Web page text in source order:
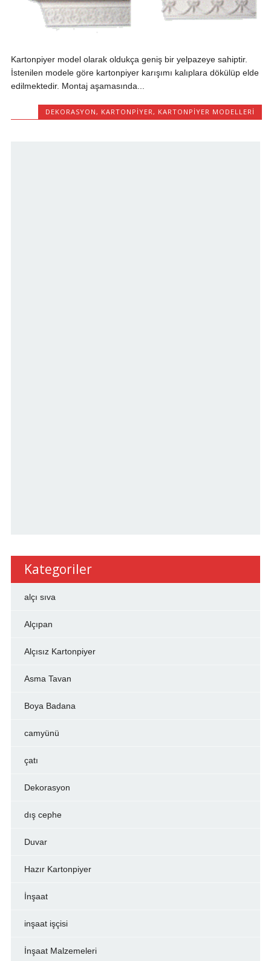
Kartonpiyer model olarak oldukça geniş bir yelpazeye sahiptir.
İstenilen modele göre kartonpiyer karışımı kalıplara dökülüp elde
edilmektedir. Montaj aşamasında...
DEKORASYON, KARTONPIYER, KARTONPIYER MODELLERI
Kategoriler
alçı sıva
Alçıpan
Alçısız Kartonpiyer
Asma Tavan
Boya Badana
camyünü
çatı
Dekorasyon
dış cephe
Duvar
Hazır Kartonpiyer
İnşaat
inşaat işçisi
İnşaat Malzemeleri